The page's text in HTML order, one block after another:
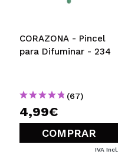
CORAZONA - Pincel
para Difuminar - 234
(67)
4,99€
COMPRAR
IVA Incl.